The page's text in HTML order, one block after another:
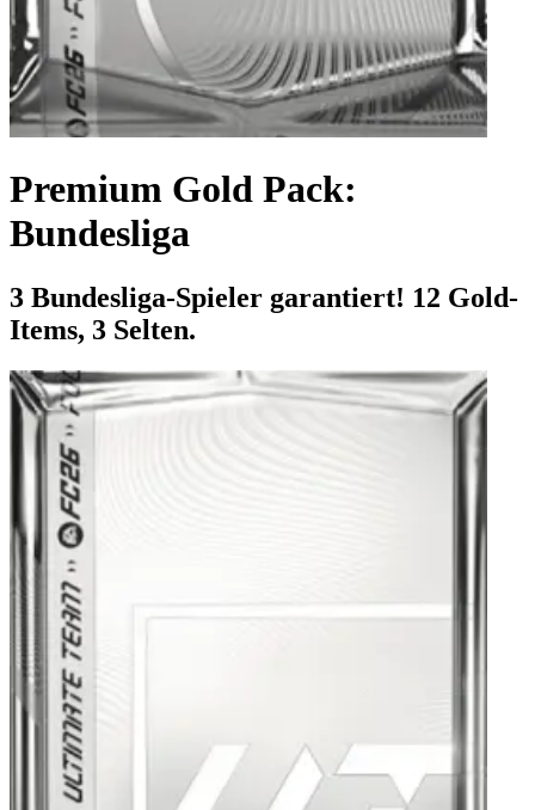
Premium Gold Pack:
Bundesliga
3 Bundesliga-Spieler garantiert! 12 Gold-
Items, 3 Selten.